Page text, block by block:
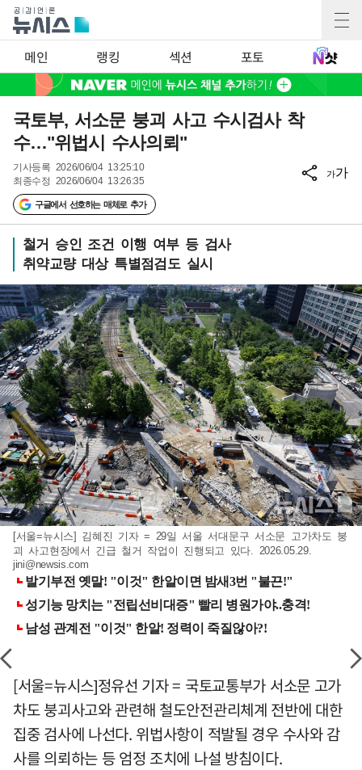
메인 랭킹 섹션 포토
국토부, 서소문 붕괴 사고 수시검사 착
수…"위법시 수사의뢰"
기사등록 2026/06/04 13:25:10
최종수정 2026/06/04 13:26:35
구글에서 선호하는 매체로 추가
가가
철거 승인 조건 이행 여부 등 검사
취약교량 대상 특별점검도 실시
[서울=뉴시스] 김혜진 기자 = 29일 서울 서대문구 서소문 고가차도 붕
괴 사고현장에서 긴급 철거 작업이 진행되고 있다. 2026.05.29.
jini@newsis.com
[서울=뉴시스]정유선 기자 = 국토교통부가 서소문 고가
차도 붕괴사고와 관련해 철도안전관리체계 전반에 대한
집중 검사에 나선다. 위법사항이 적발될 경우 수사와 감
사를 의뢰하는 등 엄정 조치에 나설 방침이다.